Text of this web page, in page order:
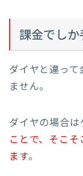
課金でし
ダイヤと違っ
ません。
ダイヤの場合は
ことで、そこ
ます。